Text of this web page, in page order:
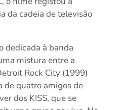
da cadeia de televisão
dedicada à banda
mistura entre a
Rock City (1999)
de quatro amigos de
dos KISS, que se